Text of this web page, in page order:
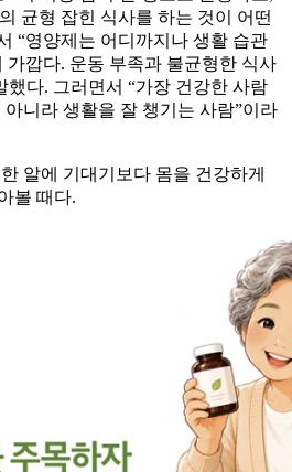
균형 잡힌 식사를 하는 것이 어떤
“영양제는 어디까지나 생활 습관
가깝다. 운동 부족과 불균형한 식사
했다. 그러면서 “가장 건강한 사람
니라 생활을 잘 챙기는 사람”이라
알에 기대기보다 몸을 건강하게
볼 때다.